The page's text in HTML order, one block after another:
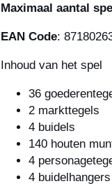
Maximaal aantal
EAN Code:
Inhoud van het spel
36
2 markttegels
4 buidels
140 houten
4
4 buidelhangers